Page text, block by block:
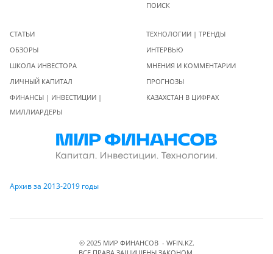
ПОИСК
СТАТЬИ
ОБЗОРЫ
ШКОЛА ИНВЕСТОРА
ЛИЧНЫЙ КАПИТАЛ
ФИНАНСЫ | ИНВЕСТИЦИИ |
МИЛЛИАРДЕРЫ
ТЕХНОЛОГИИ | ТРЕНДЫ
ИНТЕРВЬЮ
МНЕНИЯ И КОММЕНТАРИИ
ПРОГНОЗЫ
КАЗАХСТАН В ЦИФРАХ
Архив за 2013-2019 годы
© 2025 МИР ФИНАНСОВ - WFIN.KZ.